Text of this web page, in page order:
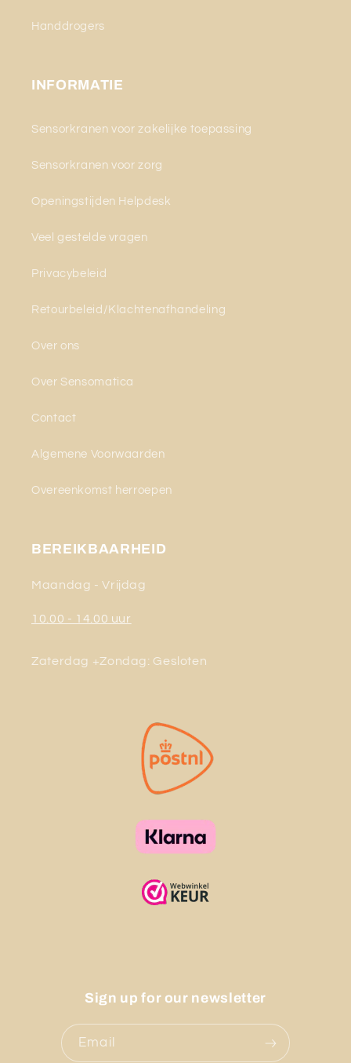
Handdrogers
INFORMATIE
Sensorkranen voor zakelijke toepassing
Sensorkranen voor zorg
Openingstijden Helpdesk
Veel gestelde vragen
Privacybeleid
Retourbeleid/Klachtenafhandeling
Over ons
Over Sensomatica
Contact
Algemene Voorwaarden
Overeenkomst herroepen
BEREIKBAARHEID
Maandag - Vrijdag
10.00 - 14.00 uur
Zaterdag +Zondag: Gesloten
Sign up for our newsletter
Email